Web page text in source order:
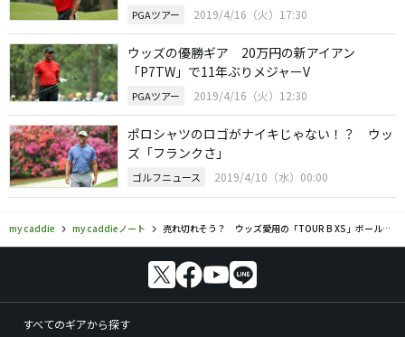
PGAツアー 2019/4/16（火）17:30
ウッズの優勝ギア 20万円の新アイアン
「P7TW」で11年ぶりメジャーV
PGAツアー 2019/4/16（火）12:30
ポロシャツのロゴがナイキじゃない！？ ウッ
ズ「フランクさ」
ゴルフニュース 2019/4/10（水）00:00
my caddie my caddieノート 売れ切れそう？ ウッズ愛用の「TOUR B XS」ボールを購入！
すべてのギアから探す